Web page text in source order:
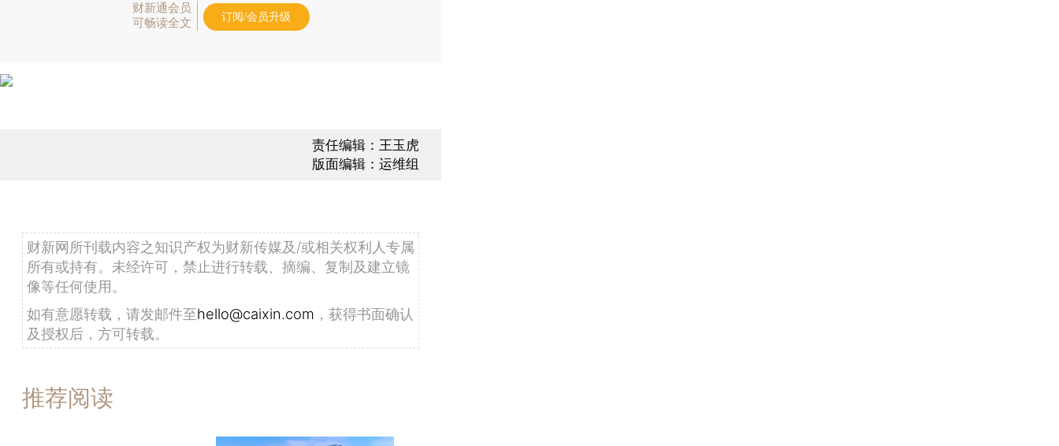
财新通会员
可畅读全文
订阅/会员升级
责任编辑：王玉虎
版面编辑：运维组
财新网所刊载内容之知识产权为财新传媒及/或相关权利人专属
所有或持有。未经许可，禁止进行转载、摘编、复制及建立镜
像等任何使用。
如有意愿转载，请发邮件至hello@caixin.com ，获得书面确认
及授权后，方可转载。
推荐阅读